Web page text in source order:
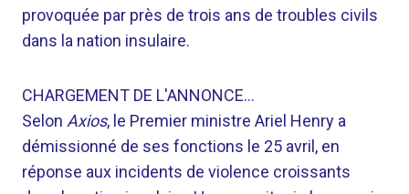
provoquée par près de trois ans de troubles civils
dans la nation insulaire.
CHARGEMENT DE L'ANNONCE…
Selon Axios, le Premier ministre Ariel Henry a
démissionné de ses fonctions le 25 avril, en
réponse aux incidents de violence croissants